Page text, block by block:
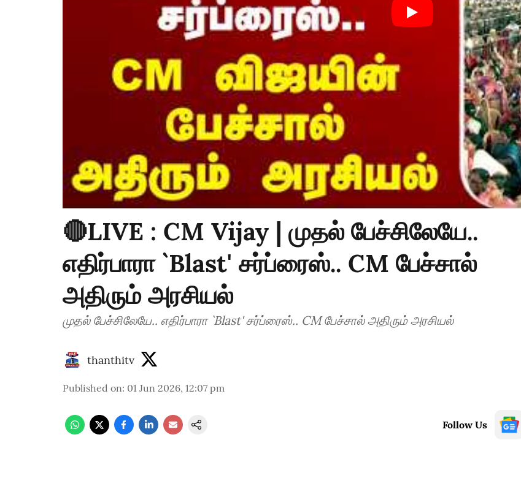
🔴LIVE : CM Vijay | முதல் பேச்சிலேயே..
எதிர்பாரா `Blast' சர்ப்ரைஸ்.. CM பேச்சால்
அதிரும் அரசியல்
முதல் பேச்சிலேயே.. எதிர்பாரா `Blast' சர்ப்ரைஸ்.. CM பேச்சால் அதிரும் அரசியல்
thanthitv
Published on: 01 Jun 2026, 12:07 pm
Follow Us